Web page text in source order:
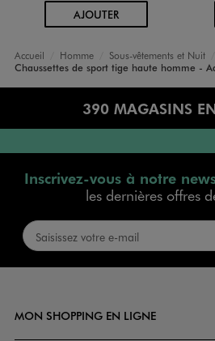
AJOUTERAU PANIER
Accueil Homme
Sous-vêtements et Nuit
Chaussettes de sport tige haute homme -
390 MAGASINS
Inscrivez-vous à notre
les dernières offres
MON SHOPPING EN LIGNE